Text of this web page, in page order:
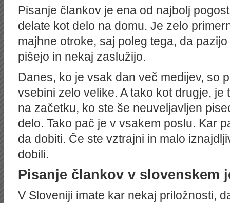
Pisanje člankov je ena od najbolj
delate kot delo na domu. Je zelo
majhne otroke, saj poleg tega, da
pišejo in nekaj zaslužijo.
Danes, ko je vsak dan več medijev, so
vsebini zelo velike. A tako kot drugje, je
na začetku, ko ste še neuveljavljen
delo. Tako pač je v vsakem poslu. Kar
da dobiti. Če ste vztrajni in malo
dobili.
Pisanje člankov v slovenskem
V Sloveniji imate kar nekaj priložnosti,